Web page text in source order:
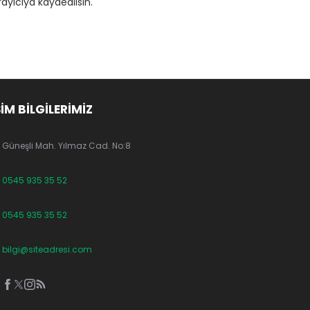
BİLGİLERİMİZ
Güneşli Mah. Yılmaz Cad. No:8
0545 935 35 52
0545 935 35 52
bilgi@siteadresi.com